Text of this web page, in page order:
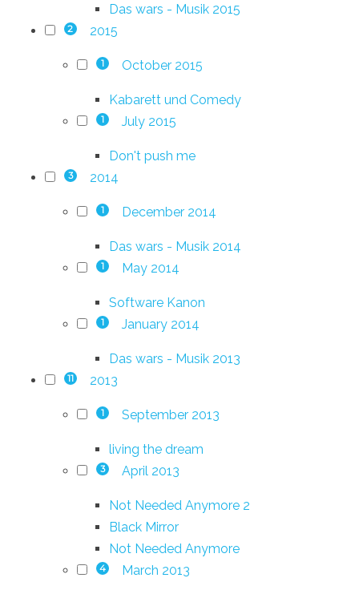
Das wars - Musik 2015
2 2015
1 October 2015
Kabarett und Comedy
1 July 2015
Don't push me
3 2014
1 December 2014
Das wars - Musik 2014
1 May 2014
Software Kanon
1 January 2014
Das wars - Musik 2013
11 2013
1 September 2013
living the dream
3 April 2013
Not Needed Anymore 2
Black Mirror
Not Needed Anymore
4 March 2013